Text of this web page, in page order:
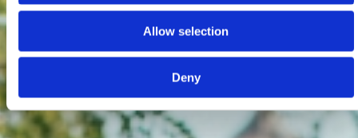
Allow selection
Deny